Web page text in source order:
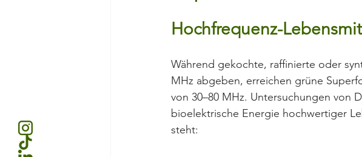
Hochfrequenz-
Während gekochte, raffinierte oder
MHz abgeben, erreichen grüne
von 30–80 MHz. Untersuchungen von
bioelektrische Energie hochwertiger
steht: